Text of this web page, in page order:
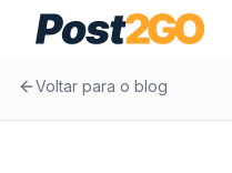
Voltar para o blog